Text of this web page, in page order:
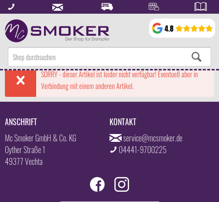
SORRY - dieser Artikel ist leider nicht verfügbar! Eventuell aber in
Verbindung mit einem anderen Artikel.
ANSCHRIFT
Mc Smoker GmbH & Co. KG
Oyther Straße 1
49377 Vechta
KONTAKT
service@mcsmoker.de
04441-9700225